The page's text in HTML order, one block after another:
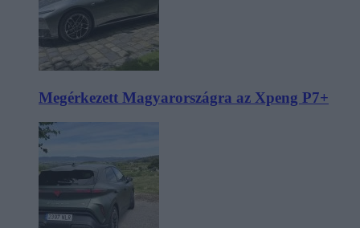
Megérkezett Magyarországra az Xpeng P7+